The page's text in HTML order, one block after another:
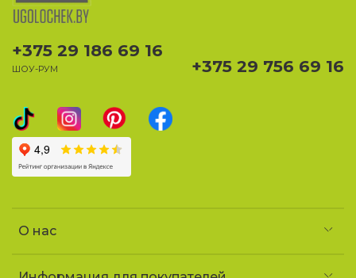
О нас
+375 29 186 69 16
ШОУ-РУМ +375 29 756 69 16